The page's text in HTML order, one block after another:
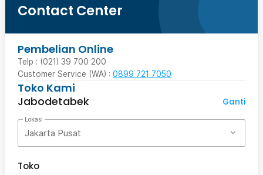
Contact Center
Pembelian Online
Telp : (021) 39 700 200
Customer Service (WA) : 0899 721 7050
Toko Kami
Jabodetabek
Ganti
Lokasi
Jakarta Pusat
Toko